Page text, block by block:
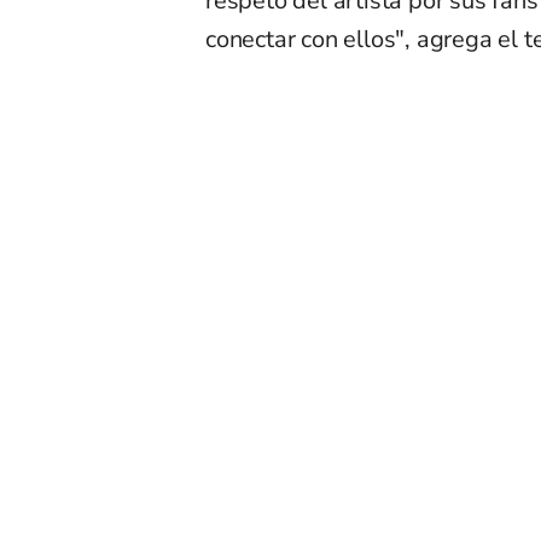
conectar con ellos", agrega el